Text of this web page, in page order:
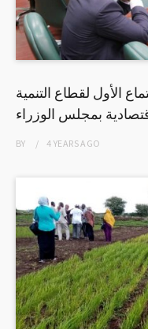
الأول لقطاع التنمية
بمجلس الوزراء
BY 4 YEARSAGO